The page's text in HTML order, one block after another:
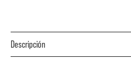
Descripción